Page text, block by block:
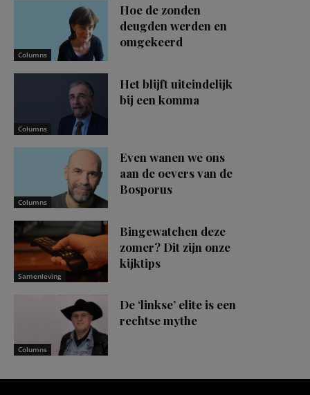
Columns
Hoe de zonden
deugden werden en
omgekeerd
Columns
Het blijft uiteindelijk
bij een komma
Columns
Even wanen we ons
aan de oevers van de
Bosporus
Samenleving
Bingewatchen deze
zomer? Dit zijn onze
kijktips
Columns
De ‘linkse’ elite is een
rechtse mythe